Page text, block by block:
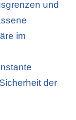
und
im
der